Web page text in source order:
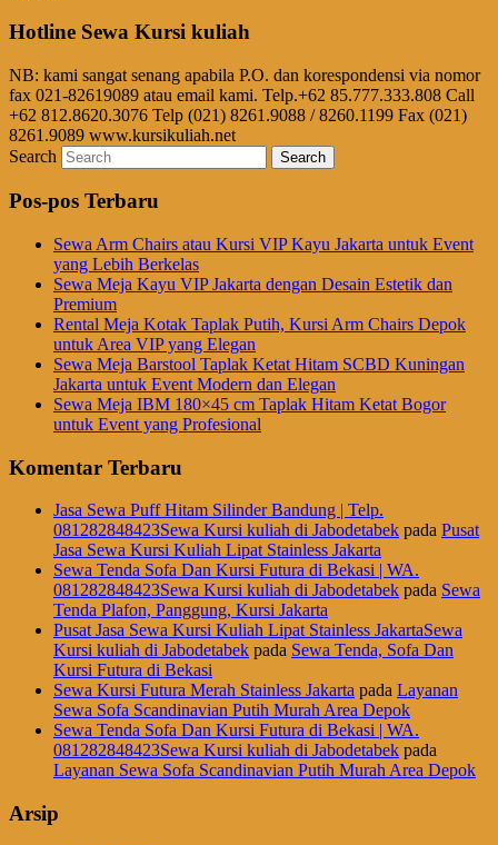
Hotline Sewa Kursi kuliah
NB: kami sangat senang apabila P.O. dan korespondensi via nomor
fax 021-82619089 atau email kami. Telp.+62 85.777.333.808 Call
+62 812.8620.3076 Telp (021) 8261.9088 / 8260.1199 Fax (021)
8261.9089 www.kursikuliah.net
Search
Pos-pos Terbaru
Sewa Arm Chairs atau Kursi VIP Kayu Jakarta untuk Event
yang Lebih Berkelas
Sewa Meja Kayu VIP Jakarta dengan Desain Estetik dan
Premium
Rental Meja Kotak Taplak Putih, Kursi Arm Chairs Depok
untuk Area VIP yang Elegan
Sewa Meja Barstool Taplak Ketat Hitam SCBD Kuningan
Jakarta untuk Event Modern dan Elegan
Sewa Meja IBM 180×45 cm Taplak Hitam Ketat Bogor
untuk Event yang Profesional
Komentar Terbaru
Jasa Sewa Puff Hitam Silinder Bandung | Telp.
081282848423Sewa Kursi kuliah di Jabodetabek pada Pusat
Jasa Sewa Kursi Kuliah Lipat Stainless Jakarta
Sewa Tenda Sofa Dan Kursi Futura di Bekasi | WA.
081282848423Sewa Kursi kuliah di Jabodetabek pada Sewa
Tenda Plafon, Panggung, Kursi Jakarta
Pusat Jasa Sewa Kursi Kuliah Lipat Stainless JakartaSewa
Kursi kuliah di Jabodetabek pada Sewa Tenda, Sofa Dan
Kursi Futura di Bekasi
Sewa Kursi Futura Merah Stainless Jakarta pada Layanan
Sewa Sofa Scandinavian Putih Murah Area Depok
Sewa Tenda Sofa Dan Kursi Futura di Bekasi | WA.
081282848423Sewa Kursi kuliah di Jabodetabek pada
Layanan Sewa Sofa Scandinavian Putih Murah Area Depok
Arsip